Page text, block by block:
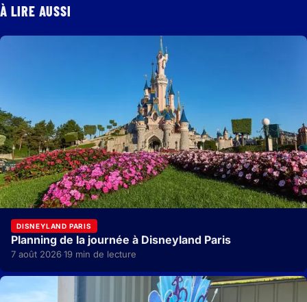
À LIRE AUSSI
DISNEYLAND PARIS
Planning de la journée à Disneyland Paris
7 août 2026·19 min de lecture